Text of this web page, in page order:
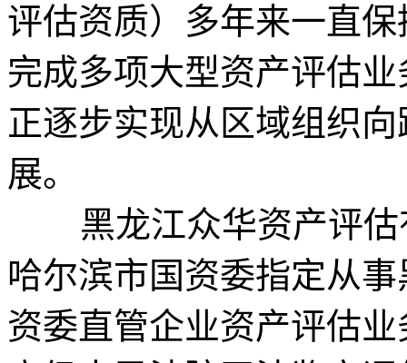
评估资质）多年来一直
完成多项大型资产评估
正逐步实现从区域组织
展。
黑龙江众华资产评估
哈尔滨市国资委指定从
资委直管企业资产评估